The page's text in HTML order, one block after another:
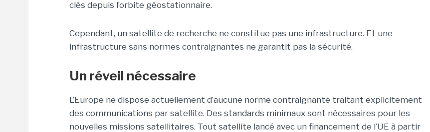
clés depuis l’orbite géostationnaire.
Cependant, un satellite de recherche ne constitue pas une infrastructure. Et une
infrastructure sans normes contraignantes ne garantit pas la sécurité.
Un réveil nécessaire
L’Europe ne dispose actuellement d’aucune norme contraignante traitant explicitement
des communications par satellite. Des standards minimaux sont nécessaires pour les
nouvelles missions satellitaires. Tout satellite lancé avec un financement de l’UE à partir